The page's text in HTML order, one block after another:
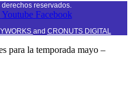
reservados.
Youtube Facebook
and CRONUTS DIGITAL
para la temporada mayo –